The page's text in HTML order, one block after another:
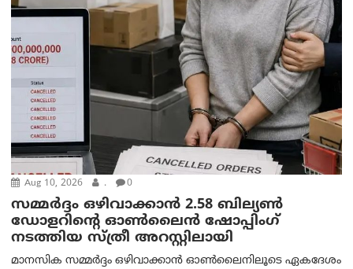
Aug 10, 2026 . 0
സമ്മര്‍ദ്ദം ഒഴിവാക്കാന്‍ 2.58 ബില്യൺ
ഡോളറിന്റെ ഓണ്‍ലൈന്‍ ഷോപ്പിംഗ്
നടത്തിയ സ്ത്രീ അറസ്റ്റിലായി
മാനസിക സമ്മര്‍ദ്ദം ഒഴിവാക്കാന്‍ ഓണ്‍ലൈനിലൂടെ ഏകദേശം